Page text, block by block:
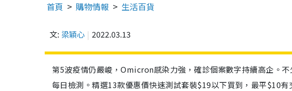
首頁 購物情報 生活百貨
文: 梁穎心 2022.03.13
第5波疫情仍嚴峻，Omicron感染力強，確診個案數字持續高企。
每日檢測。精選13款優惠價快速測試套裝$19以下買到，最平$10